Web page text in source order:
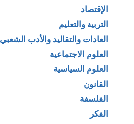
الإقتصاد
التربية والتعليم
العادات والتقاليد والأدب الشعبي
العلوم الاجتماعية
العلوم السياسية
القانون
الفلسفة
الفكر